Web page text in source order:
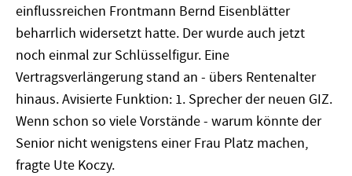
einflussreichen Frontmann Bernd Eisenblätter
beharrlich widersetzt hatte. Der wurde auch jetzt
noch einmal zur Schlüsselfigur. Eine
Vertragsverlängerung stand an - übers Rentenalter
hinaus. Avisierte Funktion: 1. Sprecher der neuen GIZ.
Wenn schon so viele Vorstände - warum könnte der
Senior nicht wenigstens einer Frau Platz machen,
fragte Ute Koczy.